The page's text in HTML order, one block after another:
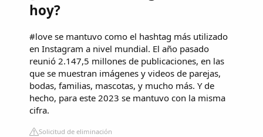
hoy?
#love se mantuvo como el hashtag más utilizado
en Instagram a nivel mundial. El año pasado
reunió 2.147,5 millones de publicaciones, en las
que se muestran imágenes y videos de parejas,
bodas, familias, mascotas, y mucho más. Y de
hecho, para este 2023 se mantuvo con la misma
cifra.
Solicitud de eliminación